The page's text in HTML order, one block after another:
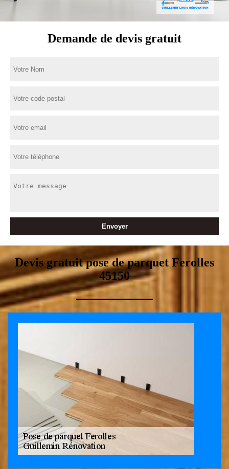
Demande de devis gratuit
Devis gratuit pose de parquet Ferolles
45150